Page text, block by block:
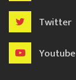
Twitter
Youtube